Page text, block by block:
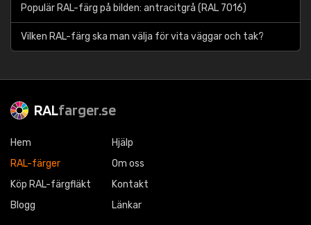
Populär RAL-färg på bilden: antracitgrå (RAL 7016)
Vilken RAL-färg ska man välja för vita väggar och tak?
RALfarger.se
Hem
RAL-färger
Köp RAL-färgfläkt
Blogg
Hjälp
Om oss
Kontakt
Länkar